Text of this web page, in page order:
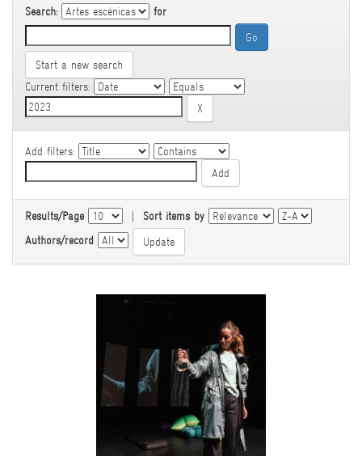
Search: for
Start a new search
Current filters:
Add filters:
Results/Page | Sort items by
Authors/record